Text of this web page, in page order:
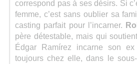
correspond pas à ses désirs. Si
femme, c’est sans oublier sa
casting parfait pour l’incarner.
père détestable, mais qui
Édgar Ramírez incarne son
toujours chez elle, dans le